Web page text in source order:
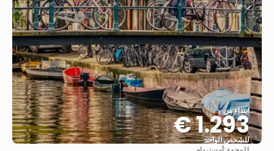
ابتداء من
1.293 €
للشخص الواحد